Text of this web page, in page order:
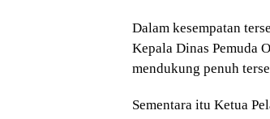
Dalam kesempatan
Kepala Dinas Pemuda
mendukung penuh
Sementara itu Ketua